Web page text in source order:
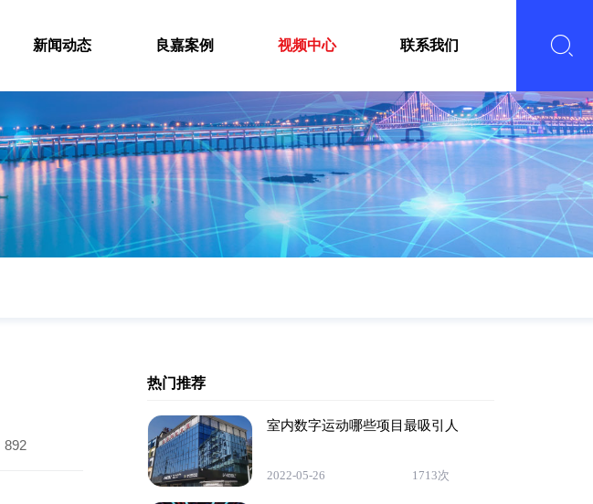
新闻动态 良嘉案例 视频中心 联系我们
892
热门推荐
室内数字运动哪些项目最吸引人
2022-05-26 1713次